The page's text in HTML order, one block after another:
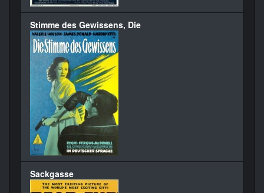
Stimme des Gewissens, Die
Sackgasse